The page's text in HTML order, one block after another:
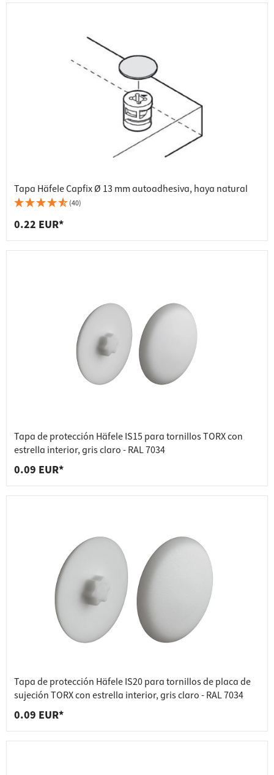
Tapa Häfele Capfix Ø 13 mm autoadhesiva, haya natural
(40)
0.22 EUR*
Tapa de protección Häfele IS15 para tornillos TORX con
estrella interior, gris claro - RAL 7034
0.09 EUR*
Tapa de protección Häfele IS20 para tornillos de placa de
sujeción TORX con estrella interior, gris claro - RAL 7034
0.09 EUR*